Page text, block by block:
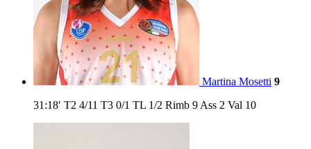
Martina Mosetti 9
31:18′ T2 4/11 T3 0/1 TL 1/2 Rimb 9 Ass 2 Val 10